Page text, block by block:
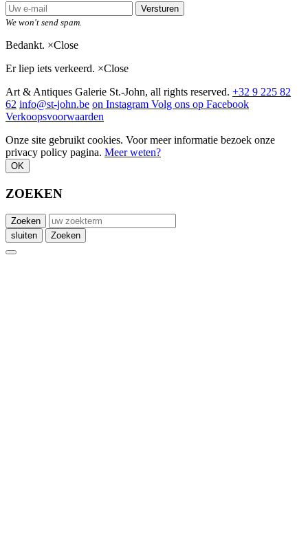
Versturen
We won't send spam.
Bedankt. ×Close
Er liep iets verkeerd. ×Close
Art & Antiques Galerie St.-John, all rights reserved. +32 9 225 82
62 info@st-john.be on Instagram Volg ons op Facebook
Verkoopsvoorwaarden
Onze site gebruikt cookies. Voor meer informatie bezoek onze
privacy policy pagina. Meer weten?
OK
ZOEKEN
Zoeken
sluiten
Zoeken